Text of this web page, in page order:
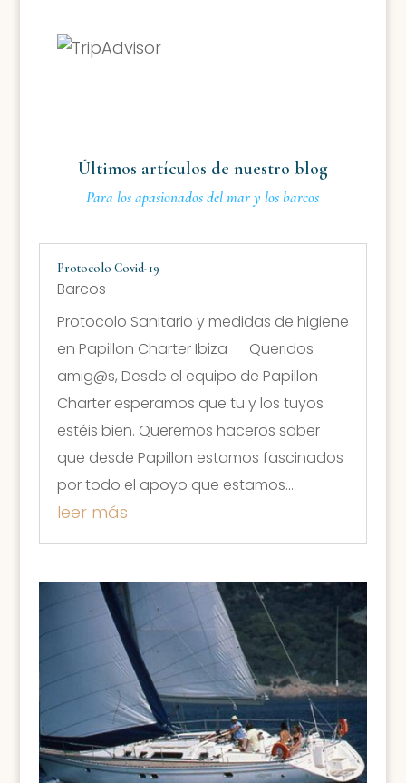
Últimos artículos de nuestro blog
Para los apasionados del mar y los barcos
Protocolo Covid-19
Barcos
Protocolo Sanitario y medidas de higiene
en Papillon Charter Ibiza Queridos
amig@s, Desde el equipo de Papillon
Charter esperamos que tu y los tuyos
estéis bien. Queremos haceros saber
que desde Papillon estamos fascinados
por todo el apoyo que estamos...
leer más